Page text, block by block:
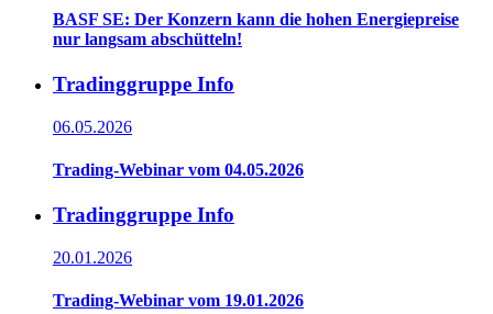
BASF SE: Der Konzern kann die hohen Energiepreise
nur langsam abschütteln!
Tradinggruppe Info
06.05.2026
Trading-Webinar vom 04.05.2026
Tradinggruppe Info
20.01.2026
Trading-Webinar vom 19.01.2026